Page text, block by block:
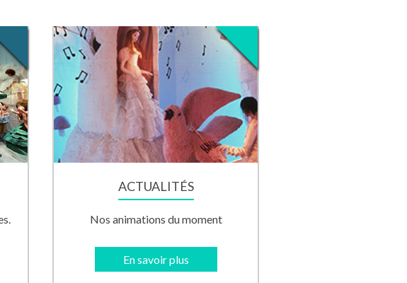
ACTUALITÉS
Nos animations du moment
En savoir plus